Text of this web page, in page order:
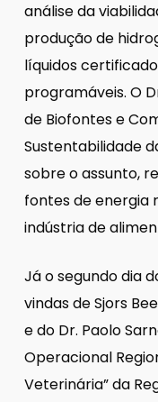
análise da
produção de
líquidos
programáveis. O
de Biofontes e
Sustentabilidade
sobre o assunto,
fontes de energia
indústria de
Já o segundo dia
vindas de Sjors
e do Dr. Paolo
Operacional
Veterinária” da